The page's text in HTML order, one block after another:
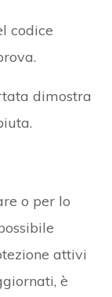
codice
dimostra
o per lo
attivi
è